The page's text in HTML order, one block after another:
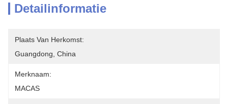
Detailinformatie
Plaats Van Herkomst:
Guangdong, China
Merknaam:
MACAS